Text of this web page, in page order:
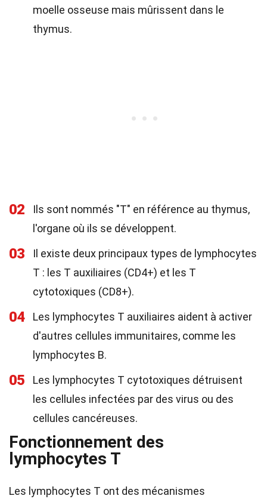
moelle osseuse mais mûrissent dans le
thymus.
02
Ils sont nommés "T" en référence au thymus,
l'organe où ils se développent.
03
Il existe deux principaux types de lymphocytes
T : les T auxiliaires (CD4+) et les T
cytotoxiques (CD8+).
04
Les lymphocytes T auxiliaires aident à activer
d'autres cellules immunitaires, comme les
lymphocytes B.
05
Les lymphocytes T cytotoxiques détruisent
les cellules infectées par des virus ou des
cellules cancéreuses.
Fonctionnement des
lymphocytes T
Les lymphocytes T ont des mécanismes